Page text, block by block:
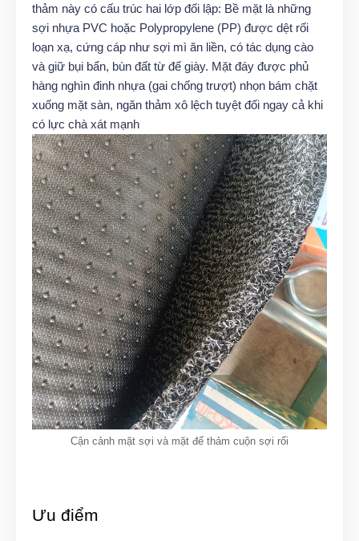
thảm này có cấu trúc hai lớp đối lập: Bề mặt là những
sợi nhựa PVC hoặc Polypropylene (PP) được dệt rối
loạn xạ, cứng cáp như sợi mì ăn liền, có tác dụng cào
và giữ bụi bẩn, bùn đất từ đế giày. Mặt đáy được phủ
hàng nghìn đinh nhựa (gai chống trượt) nhọn bám chặt
xuống mặt sàn, ngăn thảm xô lệch tuyệt đối ngay cả khi
có lực chà xát mạnh
Cận cảnh mặt sợi và mặt đế thảm cuộn sợi rối
Ưu điểm